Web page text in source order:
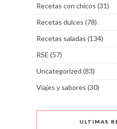
Recetas con chicos (31)
Recetas dulces (78)
Recetas saladas (134)
RSE (57)
Uncategorized (83)
Viajes y sabores (30)
ULTIMAS